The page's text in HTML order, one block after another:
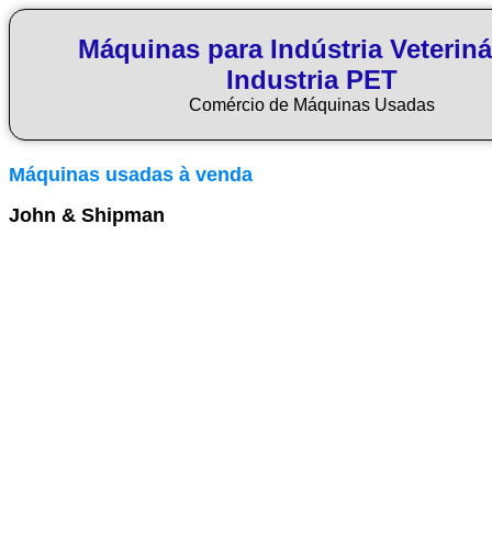
Máquinas para Indústria
Industria PET
Comércio de Máquinas Usadas
Máquinas usadas à venda
John & Shipman